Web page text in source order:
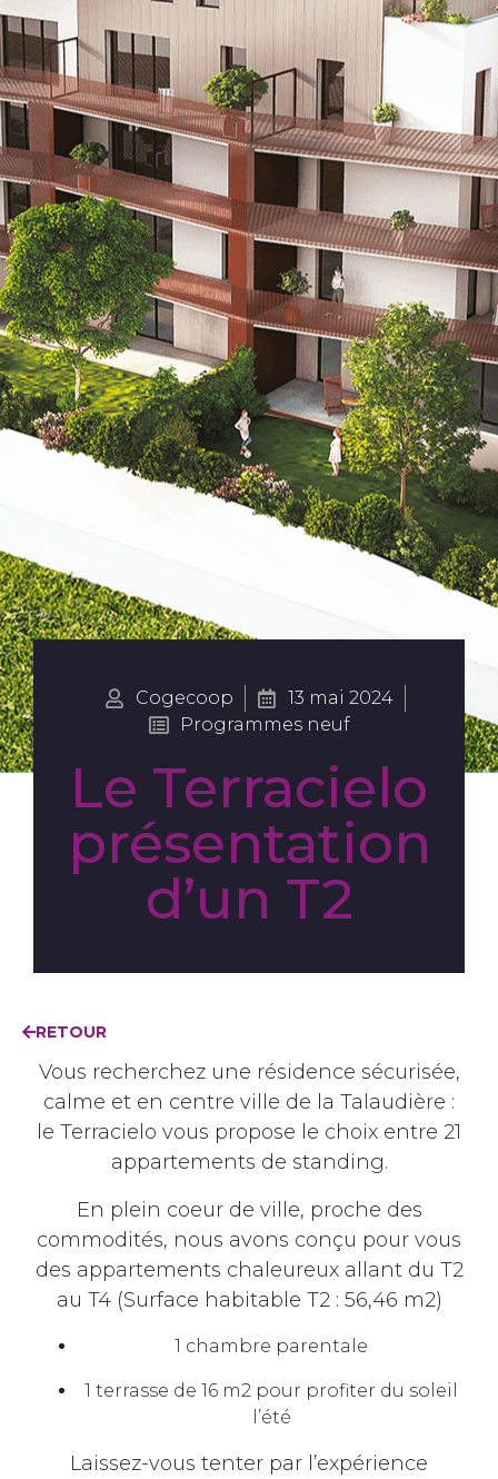
Cogecoop
13 mai 2024
Programmes neuf
Le Terracielo
présentation
d’un T2
RETOUR
Vous recherchez une résidence sécurisée,
calme et en centre ville de la Talaudière :
le Terracielo vous propose le choix entre 21
appartements de standing.
En plein coeur de ville, proche des
commodités, nous avons conçu pour vous
des appartements chaleureux allant du T2
au T4 (Surface habitable T2 : 56,46 m2)
1 chambre parentale
1 terrasse de 16 m2 pour profiter du soleil
l’été
Laissez-vous tenter par l’expérience